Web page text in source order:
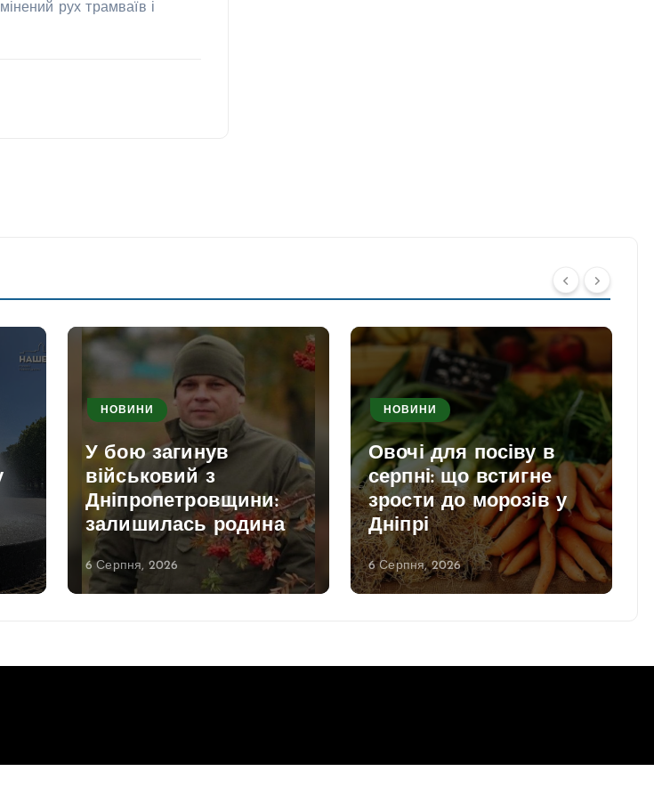
рух трамваїв і
НОВИНИ
У бою загинув
військовий з
Дніпропетровщини:
залишилась родина
6 Серпня, 2026
НОВИНИ
Овочі для посіву в
серпні: що встигне
зрости до морозів у
Дніпрі
6 Серпня, 2026